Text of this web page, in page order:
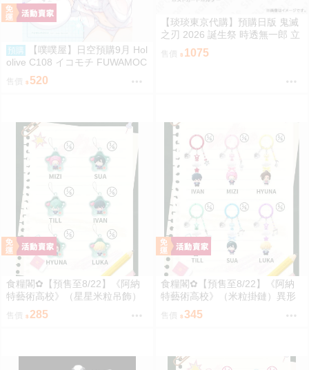
預購
【噗噗屋】日空預購9月 Hol
olive C108 イコモチ FUWAMOC
ODAYS6 fuwamoco
售價 520
【琰琰東京代購】預購日版 鬼滅
之刃 2026 誕生祭 時透無一郎 立
牌 明信片收藏冊 胸針 絲帶髮夾
售價 1075
食糧閣✿【預售至8/22】《阿納
特藝術高校》（星星米粒吊飾）
異形舞臺／異形舞台／阿納特藝
術高校／ALIENSTAGE／Till／Iva
285
食糧閣✿【預售至8/22】《阿納
特藝術高校》（米粒掛鏈）異形
舞臺／異形舞台／阿納特藝術高
校／ALIENSTAGE／Till／Ivan／
345